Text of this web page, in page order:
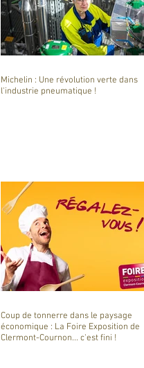
Michelin : Une révolution verte dans
l'industrie pneumatique !
Coup de tonnerre dans le paysage
économique : La Foire Exposition de
Clermont-Cournon... c'est fini !